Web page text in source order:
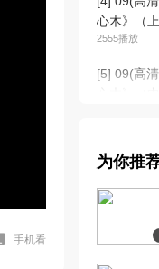
手机看
心木》（上
2555播放
[5] 09(高
心木》（下
[7] 10(高
的花儿落
为你推